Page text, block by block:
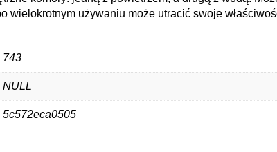
wielokrotnym używaniu może utracić swoje
743
NULL
5c572eca0505